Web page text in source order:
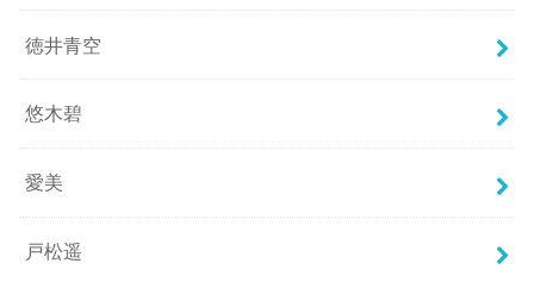
徳井青空
悠木碧
愛美
戸松遥